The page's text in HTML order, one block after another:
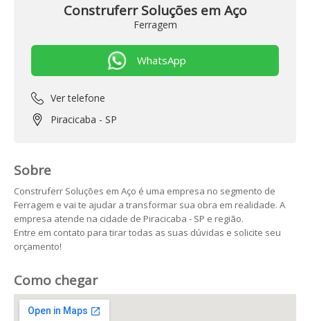
Construferr Soluções em Aço
Ferragem
Ver telefone
Piracicaba - SP
Sobre
Construferr Soluções em Aço é uma empresa no segmento de
Ferragem e vai te ajudar a transformar sua obra em realidade. A
empresa atende na cidade de Piracicaba - SP e região.
Entre em contato para tirar todas as suas dúvidas e solicite seu
orçamento!
Como chegar